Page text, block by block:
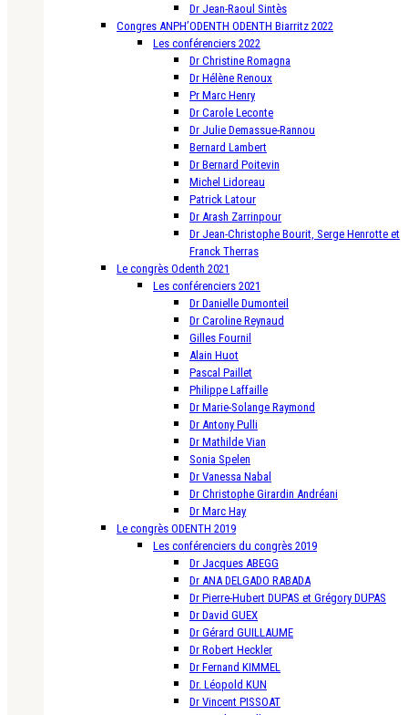
Dr Jean-Raoul Sintès
Congres ANPH’ODENTH ODENTH Biarritz 2022
Les conférenciers 2022
Dr Christine Romagna
Dr Hélène Renoux
Pr Marc Henry
Dr Carole Leconte
Dr Julie Demassue-Rannou
Bernard Lambert
Dr Bernard Poitevin
Michel Lidoreau
Patrick Latour
Dr Arash Zarrinpour
Dr Jean-Christophe Bourit, Serge Henrotte et
Franck Therras
Le congrès Odenth 2021
Les conférenciers 2021
Dr Danielle Dumonteil
Dr Caroline Reynaud
Gilles Fournil
Alain Huot
Pascal Paillet
Philippe Laffaille
Dr Marie-Solange Raymond
Dr Antony Pulli
Dr Mathilde Vian
Sonia Spelen
Dr Vanessa Nabal
Dr Christophe Girardin Andréani
Dr Marc Hay
Le congrès ODENTH 2019
Les conférenciers du congrès 2019
Dr Jacques ABEGG
Dr ANA DELGADO RABADA
Dr Pierre-Hubert DUPAS et Grégory DUPAS
Dr David GUEX
Dr Gérard GUILLAUME
Dr Robert Heckler
Dr Fernand KIMMEL
Dr. Léopold KUN
Dr Vincent PISSOAT